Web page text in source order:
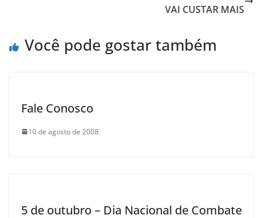
VAI CUSTAR MAIS
Você pode gostar também
Fale Conosco
10 de agosto de 2008
5 de outubro – Dia Nacional de Combate